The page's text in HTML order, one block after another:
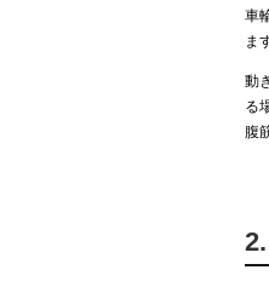
車
ま
動
る
腹